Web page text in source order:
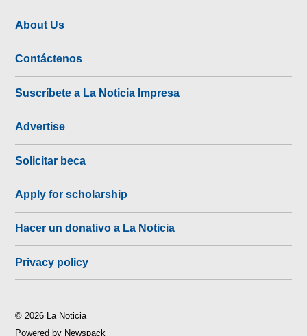
About Us
Contáctenos
Suscríbete a La Noticia Impresa
Advertise
Solicitar beca
Apply for scholarship
Hacer un donativo a La Noticia
Privacy policy
© 2026 La Noticia
Powered by Newspack